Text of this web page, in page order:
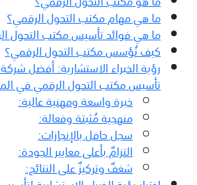
ما هي مهام مكتب التحول الرقمي؟
ما هي فوائد تأسيس مكتب التحول
كيف تُؤسس مكتب التحول الرقمي؟
رؤية الخبراء الاستشارية: أفضل
تأسيس مكتب التحول الرقمي في
خبرة واسعة ومهنية عالية:
منهجية مُثبتة وفعالة:
سجل حافل بالإنجازات:
التزامٌ بأعلى معايير الجودة:
شغفٌ وتركيزٌ على النتائج: